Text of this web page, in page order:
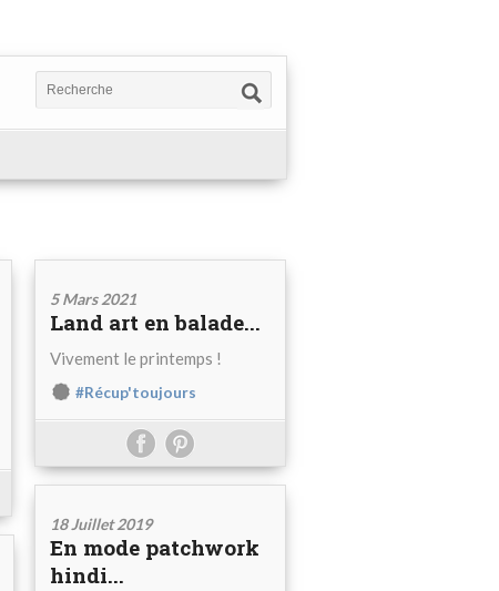
5 Mars 2021
Land art en balade...
Vivement le printemps !
#Récup'toujours
18 Juillet 2019
En mode patchwork
hindi...